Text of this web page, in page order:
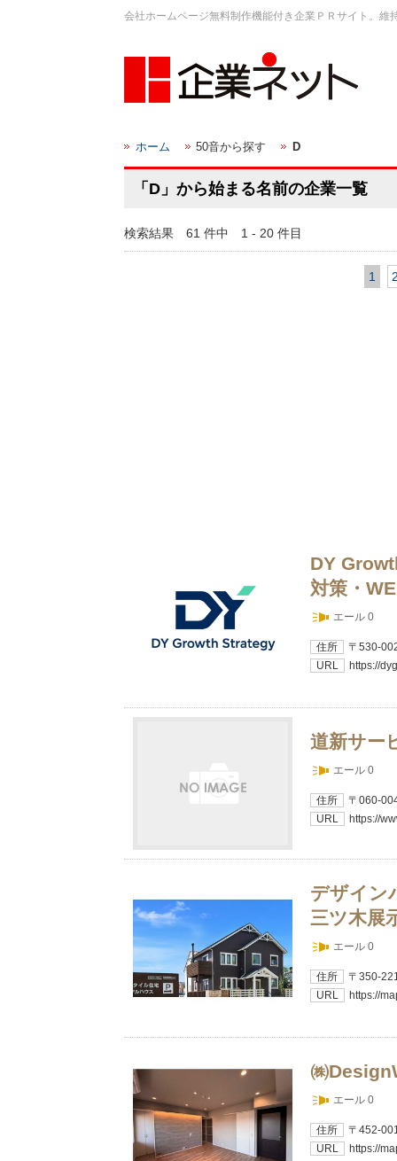
会社ホームページ無料制作機能付き企業ＰＲサイト。
ホーム 50音から探す D
「D」から始まる名前の企業一覧
検索結果 61 件中 1 - 20 件目
1
DY
対策・
エール 0
住所
〒530-
URL
https://
道新サー
エール 0
住所
〒060-
URL
https://
デザイン
三ツ木展
エール 0
住所
〒350-
URL
https://
㈱
エール 0
住所
〒452-
URL
https://